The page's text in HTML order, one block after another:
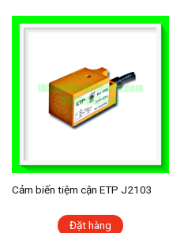
Cảm biến tiệm cận ETP J2103
Đặt hàng